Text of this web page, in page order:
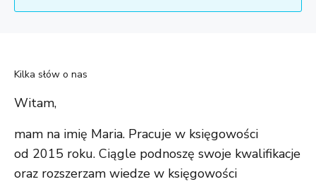
Kilka słów o nas
Witam,
mam na imię Maria. Pracuje w księgowości
od 2015 roku. Ciągle podnoszę swoje kwalifikacje
oraz rozszerzam wiedze w księgowości